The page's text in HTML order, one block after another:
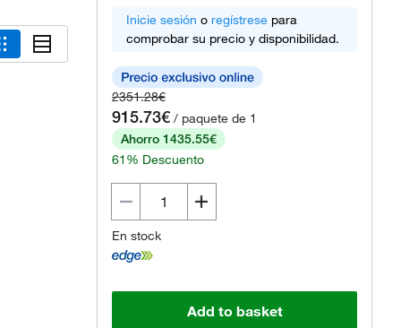
Inicie sesión o regístrese para
comprobar su precio y disponibilidad.
2351.28€
915.73€ / paquete de 1
Ahorro 1435.55€
61% Descuento
En stock
Add to basket